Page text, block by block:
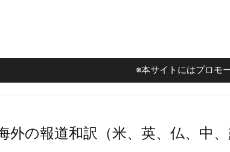
※本サイトにはプロモ
外の報道和訳（米、英、仏、中、